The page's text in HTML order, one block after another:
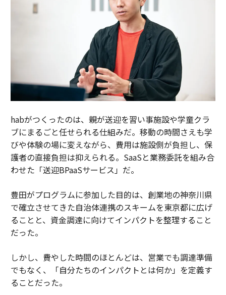
habがつくったのは、親が送迎を習い事施設や学童クラ
ブにまるごと任せられる仕組みだ。移動の時間さえも学
びや体験の場に変えながら、費用は施設側が負担し、保
護者の直接負担は抑えられる。SaaSと業務委託を組み合
わせた「送迎BPaaSサービス」だ。
豊田がプログラムに参加した目的は、創業地の神奈川県
で確立させてきた自治体連携のスキームを東京都に広げ
ることと、資金調達に向けてインパクトを整理すること
だった。
しかし、費やした時間のほとんどは、営業でも調達準備
でもなく、「自分たちのインパクトとは何か」を定義す
ることだった。